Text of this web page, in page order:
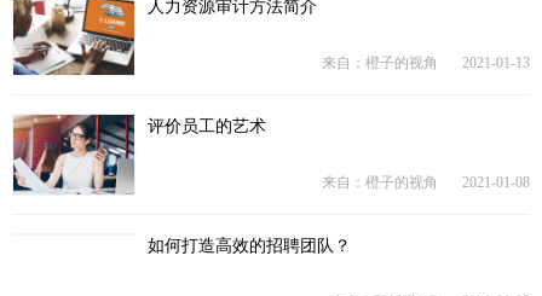
人力资源审计方法简介
来自：橙子的视角 2021-01-13
评价员工的艺术
来自：橙子的视角 2021-01-08
如何打造高效的招聘团队？